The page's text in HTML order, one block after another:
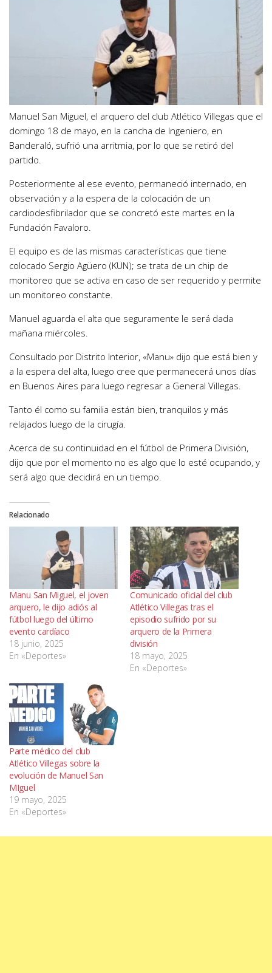
Manuel San Miguel, el arquero del club Atlético Villegas que el
domingo 18 de mayo, en la cancha de Ingeniero, en
Banderaló, sufrió una arritmia, por lo que se retiró del
partido.
Posteriormente al ese evento, permaneció internado, en
observación y a la espera de la colocación de un
cardiodesfibrilador que se concretó este martes en la
Fundación Favaloro.
El equipo es de las mismas características que tiene
colocado Sergio Agüero (KUN); se trata de un chip de
monitoreo que se activa en caso de ser requerido y permite
un monitoreo constante.
Manuel aguarda el alta que seguramente le será dada
mañana miércoles.
Consultado por Distrito Interior, «Manu» dijo que está bien y
a la espera del alta, luego cree que permanecerá unos días
en Buenos Aires para luego regresar a General Villegas.
Tanto él como su familia están bien, tranquilos y más
relajados luego de la cirugía.
Acerca de su continuidad en el fútbol de Primera División,
dijo que por el momento no es algo que lo esté ocupando, y
será algo que decidirá en un tiempo.
Relacionado
Manu San Miguel, el joven
arquero, le dijo adiós al
fútbol luego del último
evento cardíaco
18 junio, 2025
En «Deportes»
Comunicado oficial del club
Atlético Villegas tras el
episodio sufrido por su
arquero de la Primera
división
18 mayo, 2025
En «Deportes»
Parte médico del club
Atlético Villegas sobre la
evolución de Manuel San
MIguel
19 mayo, 2025
En «Deportes»